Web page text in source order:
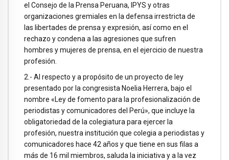
el Consejo de la Prensa Peruana, IPYS y otras
organizaciones gremiales en la defensa irrestricta de
las libertades de prensa y expresión, así como en el
rechazo y condena a las agresiones que sufren
hombres y mujeres de prensa, en el ejercicio de nuestra
profesión.
2.- Al respecto y a propósito de un proyecto de ley
presentado por la congresista Noelia Herrera, bajo el
nombre «Ley de fomento para la profesionalización de
periodistas y comunicadores del Perú», que incluye la
obligatoriedad de la colegiatura para ejercer la
profesión, nuestra institución que colegia a periodistas y
comunicadores hace 42 años y que tiene en sus filas a
más de 16 mil miembros, saluda la iniciativa y a la vez